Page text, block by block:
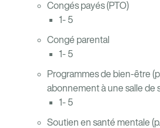
Congés payés (PTO)
1- 5
Congé parental
1- 5
Programmes de bien-être
abonnement à une salle de
1- 5
Soutien en santé mentale